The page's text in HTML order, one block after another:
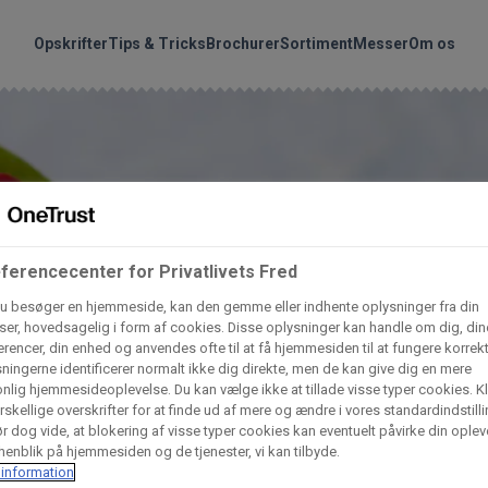
OpskrifterTips & TricksBrochurerSortimentMesserOm os
Søg
vores produkter
Dagrofa Foodservice
INCO Cash & Carry L. C. Lauritzen A/
Vaffelexpressen Vaffelgrossisten
Gem dine favoritter!
ikke en eneste opskrift gå tabt! Opret en profil nu og start din
personlige samling af favoritopskrifter eller produkter.
medlem af Odense Marcipan's professionelle fællesskab og
adgang til dine gemte opskrifter og produkter - når som helst,
hvor som helst.
Log ind Opret profil
for Privatlivets Fred
besøger en hjemmeside, kan den gemme eller indhente oplysninger fra din
hovedsagelig i form af cookies. Disse oplysninger kan handle om dig,
din enhed og anvendes ofte til at få hjemmesiden til at fungere korrekt.
identificerer normalt ikke dig direkte, men de kan give dig en mere
hjemmesideoplevelse. Du kan vælge ikke at tillade visse typer cookies.
overskrifter for at finde ud af mere og ændre i vores
dog vide, at blokering af visse typer cookies kan eventuelt påvirke din
på hjemmesiden og de tjenester, vi kan tilbyde.